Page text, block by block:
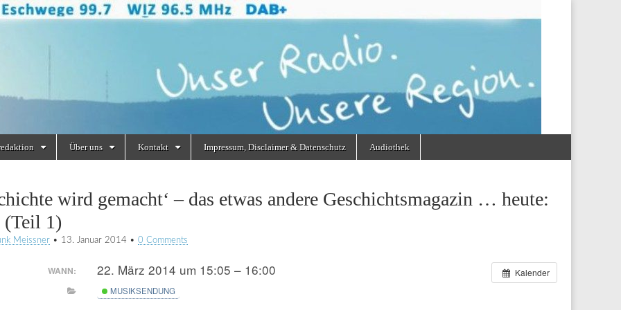
Über uns Kontakt Impressum, Disclaimer & Datenschutz Audiothek
wird gemacht‘ – das etwas andere Geschichtsmagazin … heute:
(Teil 1)
Meissner • 13. Januar 2014 • 0 Comments
Kalender
WANN: 22. März 2014 um 15:05 – 16:00
MUSIKSENDUNG